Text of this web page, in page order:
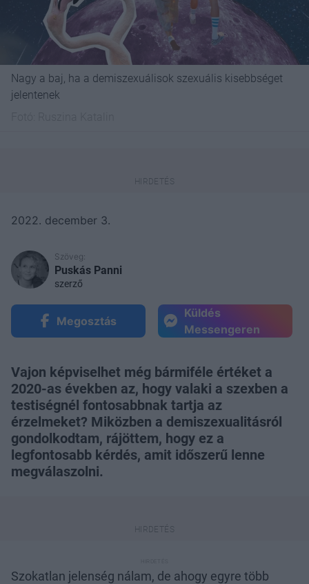
Nagy a baj, ha a demiszexuálisok szexuális kisebbséget
jelentenek
2022. december 3.
Szöveg:
Puskás Panni
szerző
Megosztás
Küldés
Messengeren
Vajon képviselhet még bármiféle értéket a
2020-as években az, hogy valaki a szexben a
testiségnél fontosabbnak tartja az
érzelmeket? Miközben a demiszexualitásról
gondolkodtam, rájöttem, hogy ez a
legfontosabb kérdés, amit időszerű lenne
megválaszolni.
Szokatlan jelenség nálam, de ahogy egyre több